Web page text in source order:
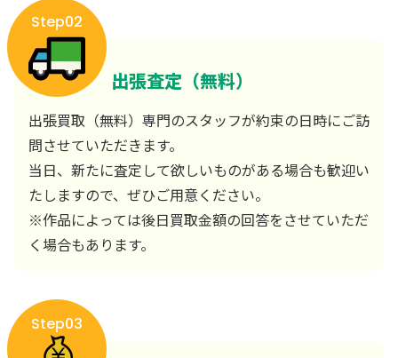
Step02
出張査定（無料）
出張買取（無料）専門のスタッフが約束の日時にご訪
問させていただきます。
当日、新たに査定して欲しいものがある場合も歓迎い
たしますので、ぜひご用意ください。
※作品によっては後日買取金額の回答をさせていただ
く場合もあります。
Step03